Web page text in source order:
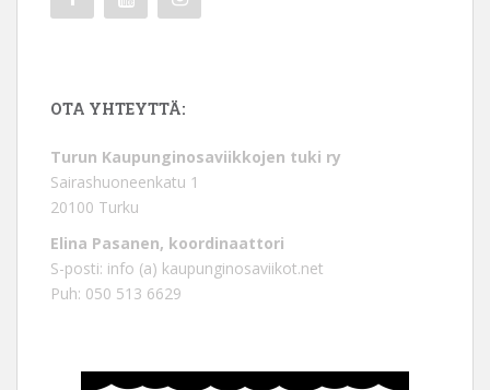
OTA YHTEYTTÄ:
Turun Kaupunginosaviikkojen tuki ry
Sairashuoneenkatu 1
20100 Turku
Elina Pasanen, koordinaattori
S-posti: info (a) kaupunginosaviikot.net
Puh: 050 513 6629